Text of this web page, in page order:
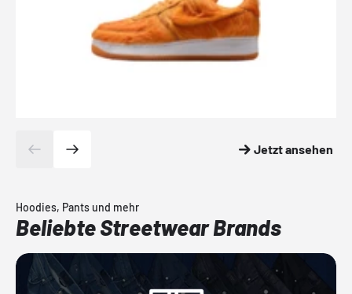
Jetzt ansehen
Hoodies, Pants und mehr
Beliebte Streetwear Brands